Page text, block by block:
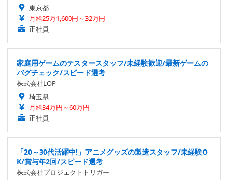
東京都
月給25万1,600円～32万円
正社員
家庭用ゲームのテスタースタッフ/未経験歓迎/最新ゲームの
バグチェック/スピード選考
株式会社LOP
埼玉県
月給34万円～60万円
正社員
「20～30代活躍中!」アニメグッズの製造スタッフ/未経験O
K/賞与年2回/スピード選考
株式会社プロジェクトトリガー